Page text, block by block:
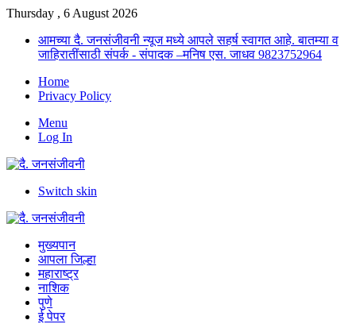
Thursday , 6 August 2026
आमच्या दै. जनसंजीवनी न्यूज मध्ये आपले सहर्ष स्वागत आहे. बातम्या व
जाहिरातींसाठी संपर्क - संपादक –मनिष एस. जाधव 9823752964
Home
Privacy Policy
Menu
Log In
Switch skin
मुख्यपान
आपला जिल्हा
महाराष्ट्र
नाशिक
पुणे
ई पेपर